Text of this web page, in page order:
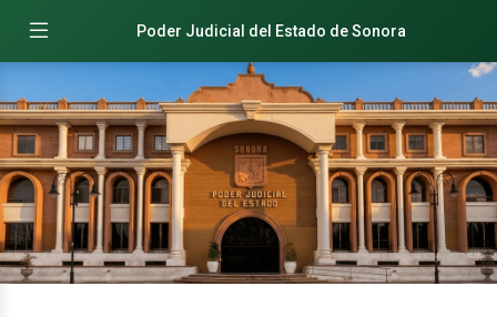
Poder Judicial del Estado de Sonora